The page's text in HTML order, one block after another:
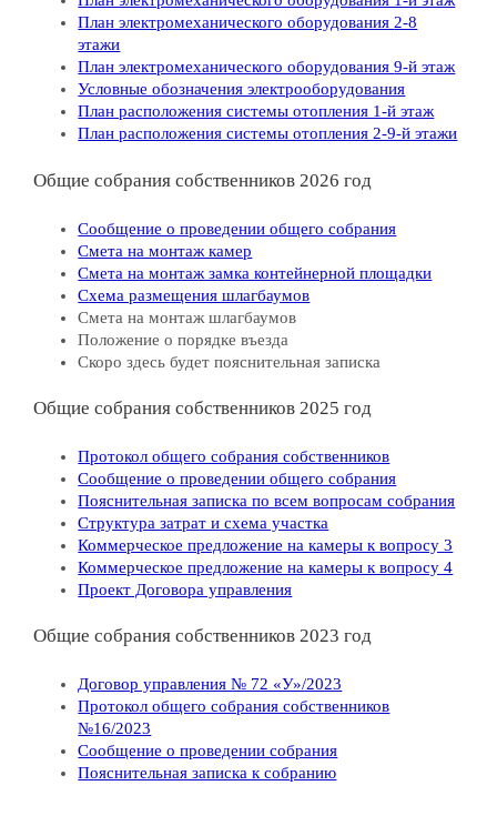
План электромеханического оборудования2-8
этажи
План электромеханического оборудования9-й этаж
Условные обозначения электрооборудования
План расположения системы отопления 1-й этаж
План расположения системы отопления 2-9-й этажи
Общие собрания собственников 2026 год
Сообщение о проведении общего собрания
Смета на монтаж камер
Смета на монтаж замка контейнерной площадки
Схема размещения шлагбаумов
Смета на монтаж шлагбаумов
Положение о порядке въезда
Скоро здесь будет пояснительная записка
Общие собрания собственников 2025 год
Протокол общего собрания собственников
Сообщение о проведении общего собрания
Пояснительная записка по всем вопросам собрания
Структура затрат и схема участка
Коммерческое предложение на камеры к вопросу 3
Коммерческое предложение на камеры к вопросу 4
Проект Договора управления
Общие собрания собственников 2023 год
Договор управления № 72 «У»/2023
Протокол общего собрания собственников
№16/2023
Сообщение о проведении собрания
Пояснительная записка к собранию